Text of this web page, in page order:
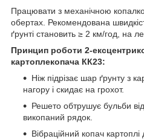
Працювати з механічною
обертах. Рекомендована
ґрунті становить ≥ 2 км/год, на
Принцип роботи 2-
картоплекопача КК23:
Ніж підрізає шар ґрунту з
нагору і скидає на грохот.
Решето обтрушує бульби
викопаний рядок.
Вібраційний копач